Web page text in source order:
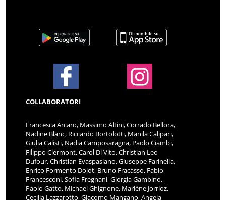
COLLABORATORI
Francesca Arcaro, Massimo Altini, Corrado Bellora,
Nadine Blanc, Riccardo Bortolotti, Manila Calipari,
Giulia Calisti, Nadia Camposaragna, Paolo Ciambi,
Filippo Clermont, Carol Di Vito, Christian Leo
Dufour, Christian Evaspasiano, Giuseppe Farinella,
Enrico Formento Dojot, Bruno Fracasso, Fabio
Francesconi, Sofia Fregnani, Giorgia Gambino,
Paolo Gatto, Michael Ghignone, Marlène Jorrioz,
Cecilia Lazzarotto, Giacomo Mangano, Angela